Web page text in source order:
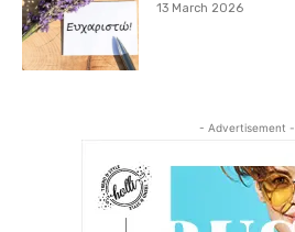
13 March 2026
- Advertisement -